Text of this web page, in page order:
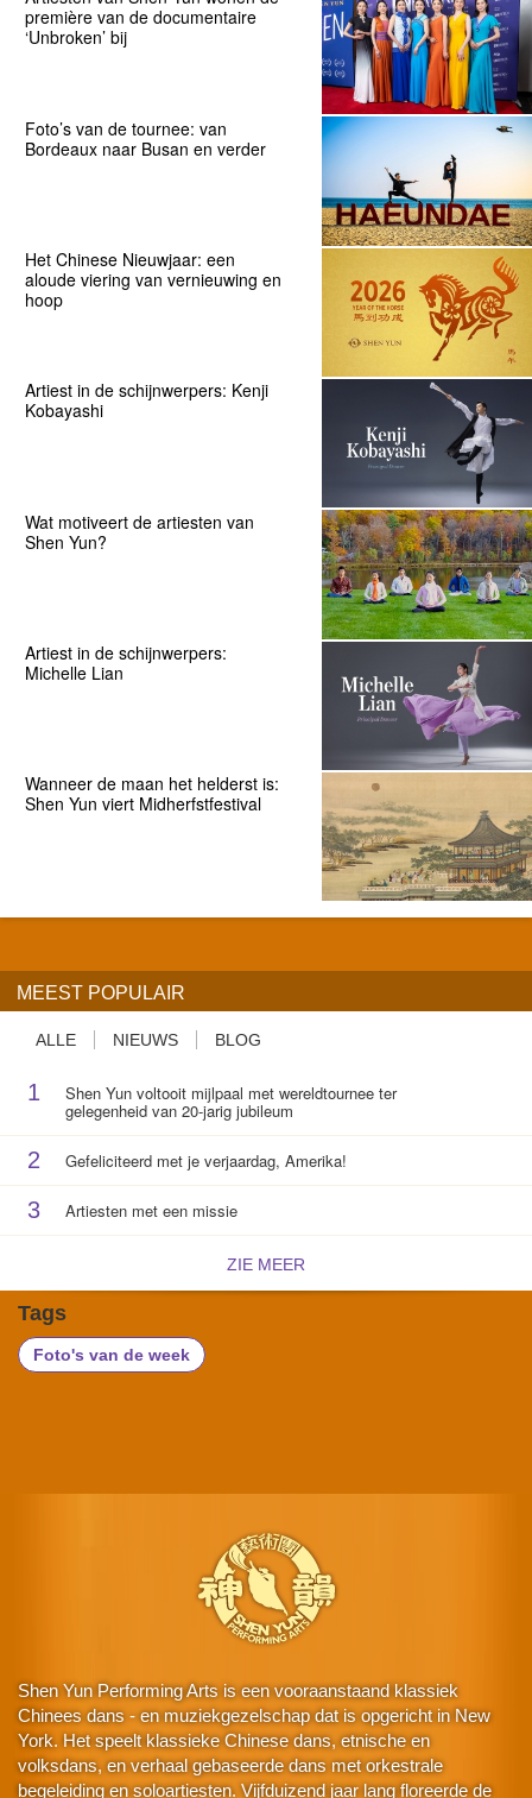
première van de documentaire
‘Unbroken’ bij
Foto’s van de tournee: van
Bordeaux naar Busan en verder
Het Chinese Nieuwjaar: een
aloude viering van vernieuwing en
hoop
Artiest in de schijnwerpers: Kenji
Kobayashi
Wat motiveert de artiesten van
Shen Yun?
Artiest in de schijnwerpers:
Michelle Lian
Wanneer de maan het helderst is:
Shen Yun viert Midherfstfestival
MEEST POPULAIR
ALLE NIEUWS BLOG
1 Shen Yun voltooit mijlpaal met wereldtournee ter
gelegenheid van 20-jarig jubileum
2 Gefeliciteerd met je verjaardag, Amerika!
3 Artiesten met een missie
ZIE MEER
Tags
Foto's van de week
Shen Yun Performing Arts is een vooraanstaand klassiek
Chinees dans - en muziekgezelschap dat is opgericht in New
York. Het speelt klassieke Chinese dans, etnische en
volksdans, en verhaal gebaseerde dans met orkestrale
begeleiding en soloartiesten. Vijfduizend jaar lang floreerde de